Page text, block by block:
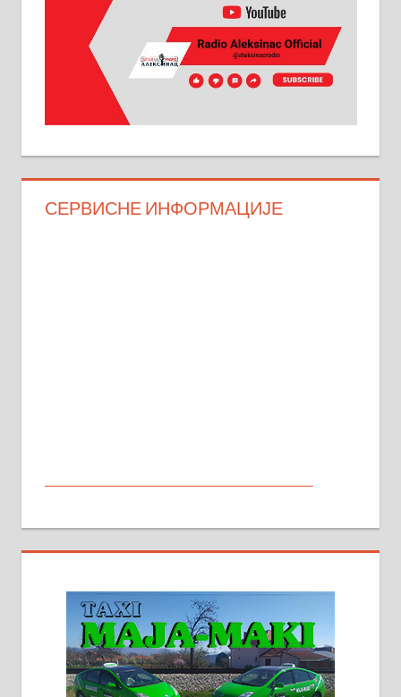
СЕРВИСНЕ ИНФОРМАЦИЈЕ
МАЛИ ОГЛАСИ
На продају кућа у Алексинцу,
2х150м2, две гараже, централно
грејање на гас и дрва. Две
адресе. 063/71-74-023
Издајем комплетно опремљену